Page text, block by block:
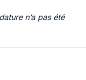
n’a pas été